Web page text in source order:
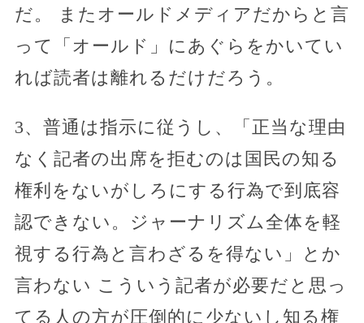
だ。 またオールドメディアだからと言
って「オールド」にあぐらをかいてい
れば読者は離れるだけだろう。
3、普通は指示に従うし、「正当な理由
なく記者の出席を拒むのは国民の知る
権利をないがしろにする行為で到底容
認できない。ジャーナリズム全体を軽
視する行為と言わざるを得ない」とか
言わない こういう記者が必要だと思っ
てる人の方が圧倒的に少ないし知る権